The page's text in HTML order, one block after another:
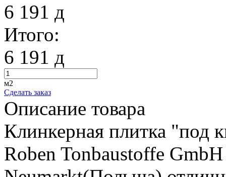
6 191 д
Итого:
6 191 д
м2
Сделать заказ
Описание товара
Клинкерная плитка "под
Roben Tonbaustoffe